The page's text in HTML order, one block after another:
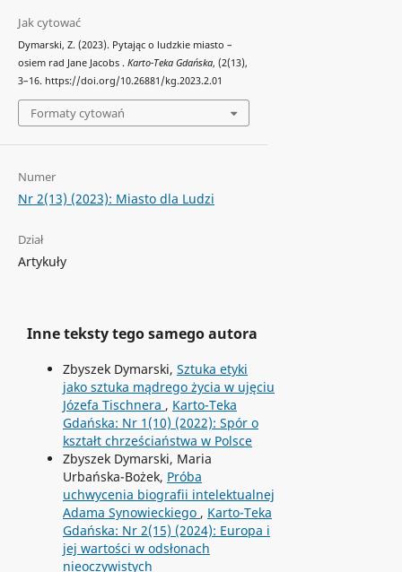
Jak cytować
Dymarski, Z. (2023). Pytając o ludzkie miasto –
osiem rad Jane Jacobs . Karto-Teka Gdańska, (2(13),
3–16. https://doi.org/10.26881/kg.2023.2.01
Formaty cytowań
Numer
Nr 2(13) (2023): Miasto dla Ludzi
Dział
Artykuły
Inne teksty tego samego autora
Zbyszek Dymarski, Sztuka etyki
jako sztuka mądrego życia w ujęciu
Józefa Tischnera , Karto-Teka
Gdańska: Nr 1(10) (2022): Spór o
kształt chrześciaństwa w Polsce
Zbyszek Dymarski, Maria
Urbańska-Bożek, Próba
uchwycenia biografii intelektualnej
Adama Synowieckiego , Karto-Teka
Gdańska: Nr 2(15) (2024): Europa i
jej wartości w odsłonach
nieoczywistych